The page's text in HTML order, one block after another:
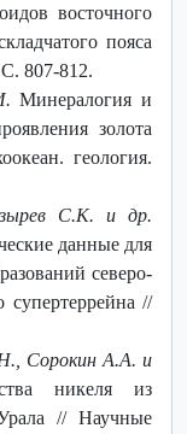
восточного
пояса
807-812.
Минералогия и
золота
геология.
С.К. и др.
данные для
северо-
//
Сорокин А.А. и
никеля из
// Научные